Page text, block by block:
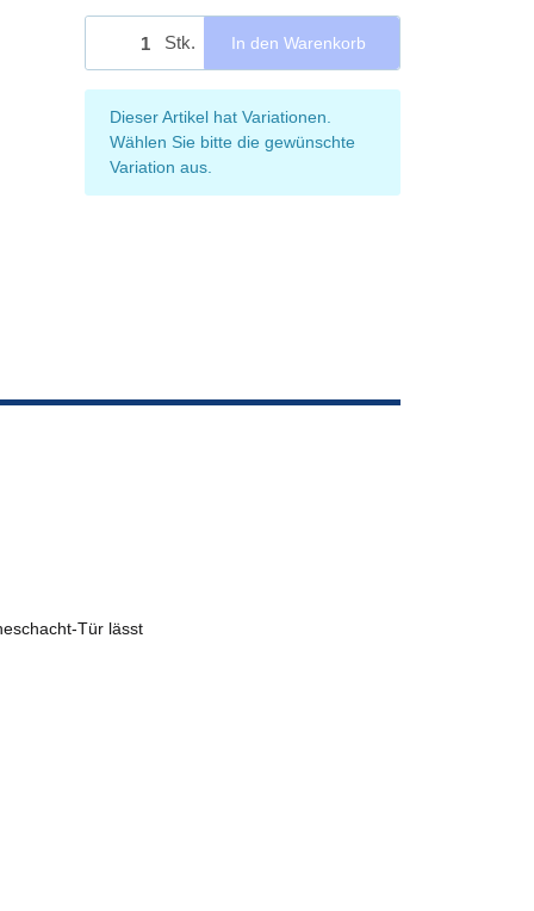
Stk. In den Warenkorb
x
Dieser Artikel hat Variationen.
Wählen Sie bitte die gewünschte
Variation aus.
Tür lässt